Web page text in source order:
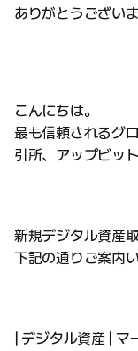
ありがとうございま
こんにちは。
最も信頼されるグ
引所、アップビット
新規デジタル資産
下記の通りご案内
| デジタル資産 | マ